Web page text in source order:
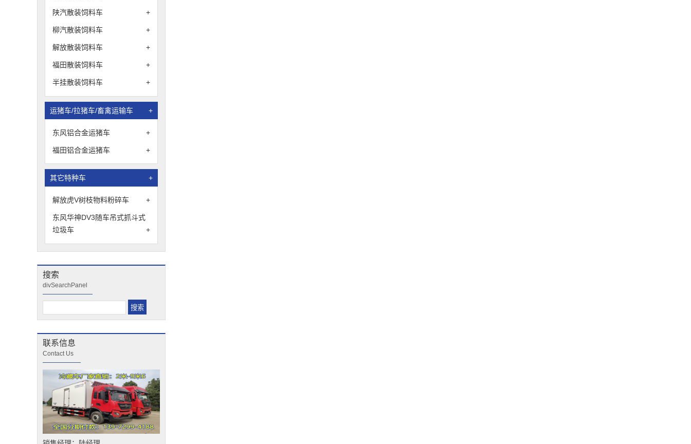
陕汽散装饲料车 +
柳汽散装饲料车 +
解放散装饲料车 +
福田散装饲料车 +
半挂散装饲料车 +
运猪车/拉猪车/畜禽运输车 +
东风铝合金运猪车 +
福田铝合金运猪车 +
其它特种车 +
解放虎V树枝物料粉碎车 +
东风华神DV3随车吊式抓斗式
垃圾车
+
搜索
divSearchPanel
联系信息
Contact Us